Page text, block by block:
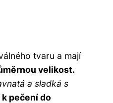
tvaru a mají
velikost.
a sladká s
pečení do